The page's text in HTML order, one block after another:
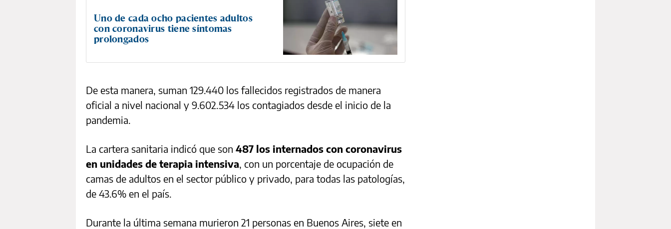
Uno de cada ocho pacientes adultos
con coronavirus tiene síntomas
prolongados
De esta manera, suman 129.440 los fallecidos registrados de manera
oficial a nivel nacional y 9.602.534 los contagiados desde el inicio de la
pandemia.
La cartera sanitaria indicó que son 487 los internados con coronavirus
en unidades de terapia intensiva, con un porcentaje de ocupación de
camas de adultos en el sector público y privado, para todas las patologías,
de 43.6% en el país.
Durante la última semana murieron 21 personas en Buenos Aires, siete en